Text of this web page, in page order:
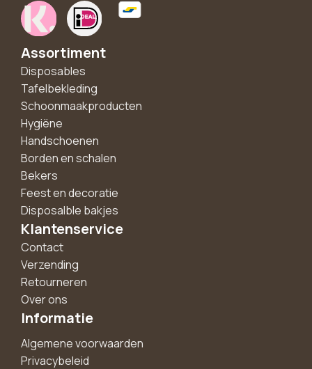
Assortiment
Disposables
Tafelbekleding
Schoonmaakproducten
Hygiëne
Handschoenen
Borden en schalen
Bekers
Feest en decoratie
Disposalble bakjes
Klantenservice
Contact
Verzending
Retourneren
Over ons
Informatie
Algemene voorwaarden
Privacybeleid